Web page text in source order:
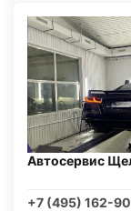
Автосервис
+7 (495) 162-